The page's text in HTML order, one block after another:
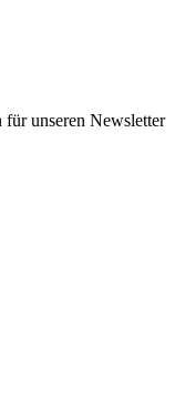
unseren Newsletter